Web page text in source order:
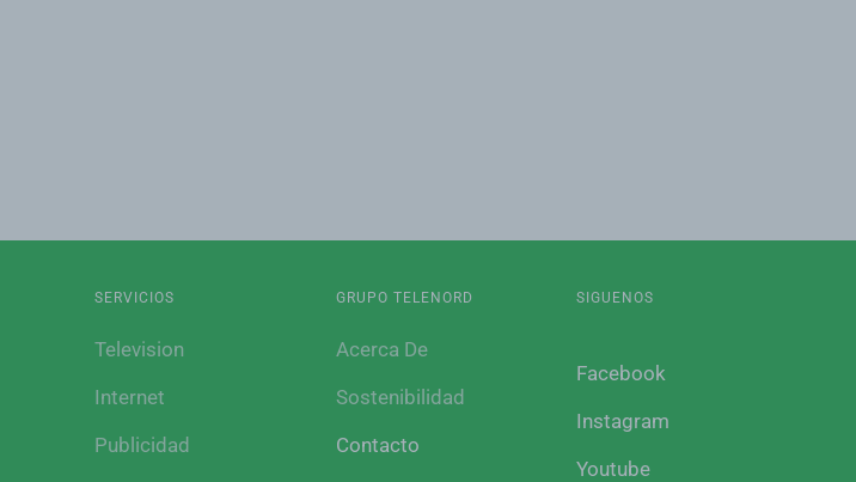
SERVICIOS
Television
Internet
Publicidad
GRUPO TELENORD
Acerca De
Sostenibilidad
Contacto
SIGUENOS
Facebook
Instagram
Youtube